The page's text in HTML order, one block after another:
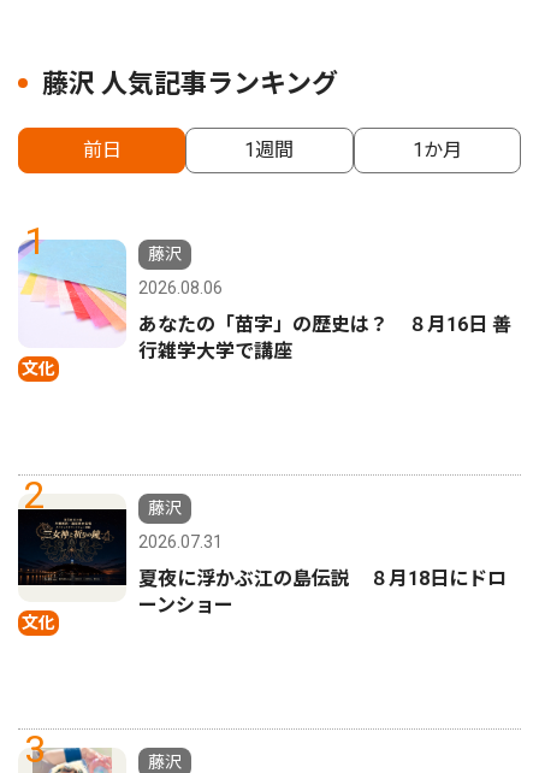
藤沢 人気記事ランキング
前日 1週間 1か月
1
文化
藤沢
2026.08.06
あなたの「苗字」の歴史は？ ８月16日 善
行雑学大学で講座
2
文化
藤沢
2026.07.31
夏夜に浮かぶ江の島伝説 ８月18日にドロ
ーンショー
3
藤沢